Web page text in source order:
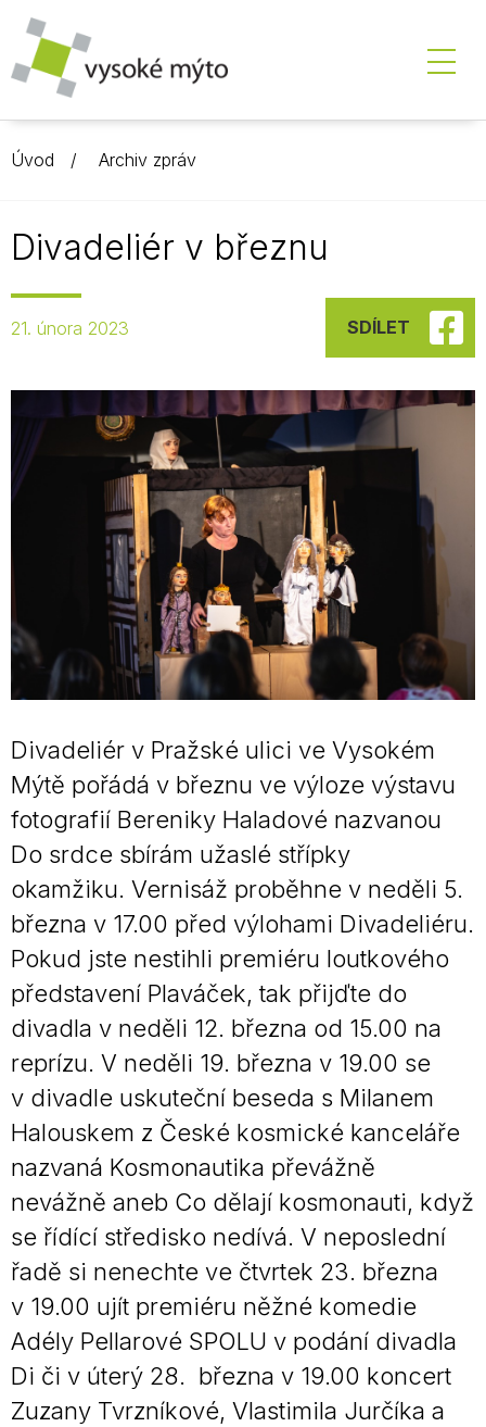
Úvod Archiv zpráv
Divadeliér v březnu
21. února 2023 SDÍLET
Divadeliér v Pražské ulici ve Vysokém
Mýtě pořádá v březnu ve výloze výstavu
fotografií Bereniky Haladové nazvanou
Do srdce sbírám užaslé střípky
okamžiku. Vernisáž proběhne v neděli 5.
března v 17.00 před výlohami Divadeliéru.
Pokud jste nestihli premiéru loutkového
představení Plaváček, tak přijďte do
divadla v neděli 12. března od 15.00 na
reprízu. V neděli 19. března v 19.00 se
v divadle uskuteční beseda s Milanem
Halouskem z České kosmické kanceláře
nazvaná Kosmonautika převážně
nevážně aneb Co dělají kosmonauti, když
se řídící středisko nedívá. V neposlední
řadě si nenechte ve čtvrtek 23. března
v 19.00 ujít premiéru něžné komedie
Adély Pellarové SPOLU v podání divadla
Di či v úterý 28. března v 19.00 koncert
Zuzany Tvrzníkové, Vlastimila Jurčíka a